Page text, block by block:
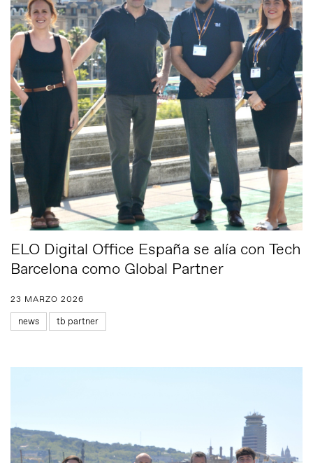
ELO Digital Office España se alía con Tech
Barcelona como Global Partner
23 MARZO 2026
news tb partner